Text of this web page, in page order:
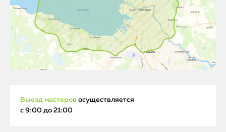
Выезд мастеров осуществляется
с 9:00 до 21:00